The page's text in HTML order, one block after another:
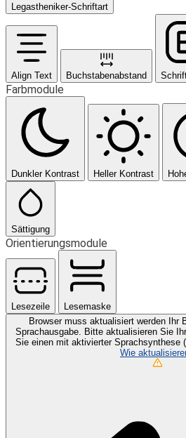
Legastheniker-Schriftart
Align Text Buchstabenabstand
Farbmodule
Dunkler Kontrast Heller Kontrast
Sättigung
Orientierungsmodule
Lesezeile
Lesemaske
Browser muss aktualisiert werden Ihr
Sprachausgabe. Bitte aktualisieren Sie
Sie einen mit aktivierter Sprachsynthese
Wie